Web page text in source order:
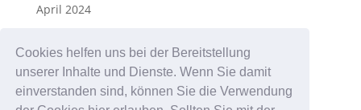
Cookies helfen uns bei der Bereitstellung
unserer Inhalte und Dienste. Wenn Sie damit
einverstanden sind, können Sie die Verwendung
April 2024
Erektionsstörungen in der Sexualtherapie
Dezember 2023